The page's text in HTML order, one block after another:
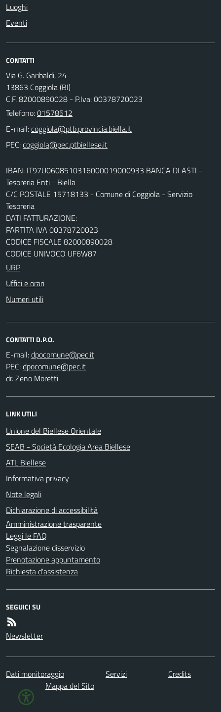
Luoghi
Eventi
CONTATTI
Via G. Garibaldi, 24
13863 Coggiola (BI)
C.F. 82000890028 - P.Iva: 00378720023
Telefono:01578512
E-mail:
PEC:
IBAN: IT97U0608510316000019000933 BANCA DI ASTI -
Tesoreria Enti - Biella
C/C POSTALE 15718133 - Comune di Coggiola - Servizio
Tesoreria
DATI FATTURAZIONE:
PARTITA IVA 00378720023
CODICE FISCALE 82000890028
CODICE UNIVOCO UF6W87
URP
Uffici e orari
Numeri utili
CONTATTI D.P.O.
E-mail:
PEC:
dr. Zeno Moretti
LINK UTILI
Unione del Biellese Orientale
SEAB - Società Ecologia Area Biellese
ATL Biellese
Informativa privacy
Note legali
Dichiarazione di accessibilità
Amministrazione trasparente
Leggi le FAQ
Segnalazione disservizio
Prenotazione appuntamento
Richiesta d'assistenza
SEGUICI SU
Newsletter
Dati monitoraggio Servizi
Credits
Mappa del Sito